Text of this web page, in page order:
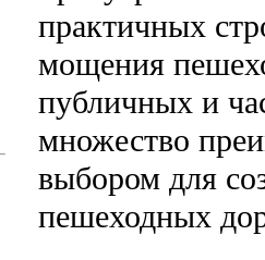
практичных
мощения
публичных и
множество
выбором для
пешеходных